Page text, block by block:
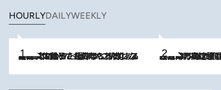
HOURLYDAILYWEEKLY
2026.8.5
【阿川佐和子さんの年とる力】なぜ70代で始めた趣味は“こんなに楽しい”のか？ ピアノ、俳句…スランプに陥っても続けられる“ある秘訣”とは 2026.8.7
「湘南乃風に憧れて」観客大盛上がりの“タオル回し”に、ラッパー顔負けの高速歌唱まで…さだまさし（74）のアグレッシブすぎる現在地